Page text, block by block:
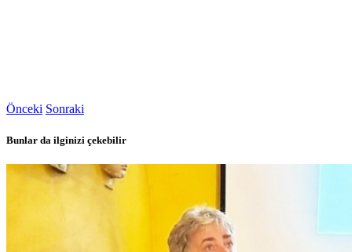
Önceki Sonraki
Bunlar da ilginizi çekebilir